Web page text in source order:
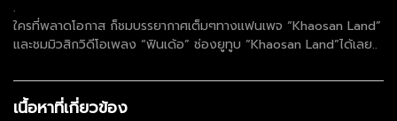
.
ใครที่พลาดโอกาส ก็ชมบรรยากาศเต็มๆทางแฟนเพจ “Khaosan Land”
และชมมิวสิกวิดีโอเพลง “ฟินเด้อ” ช่องยูทูบ “Khaosan Land”ได้เลย..
เนื้อหาที่เกี่ยวข้อง